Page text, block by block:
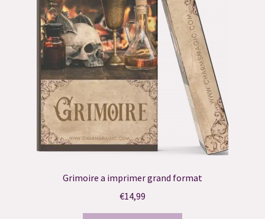
Grimoire a imprimer grand format
€14,99